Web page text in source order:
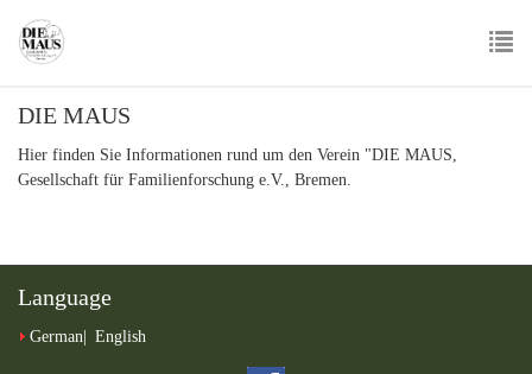
main
DIE MAUS
Hier finden Sie Informationen rund um den Verein "DIE MAUS,
Gesellschaft für Familienforschung e.V., Bremen.
Language
German English